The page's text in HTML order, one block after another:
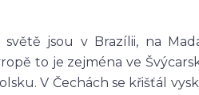
jsou v Brazílii, na
to je zejména ve
V Čechách se křišťál